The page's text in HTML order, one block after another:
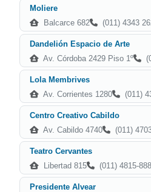
Moliere
Balcarce 682
(011) 4343
Dandelión Espacio de Arte
Av. Córdoba 2429 Piso 1º
Lola Membrives
Av. Corrientes 1280
(011)
Centro Creativo Cabildo
Av. Cabildo 4740
(011)
Teatro Cervantes
Libertad 815
(011) 4815-
Presidente Alvear